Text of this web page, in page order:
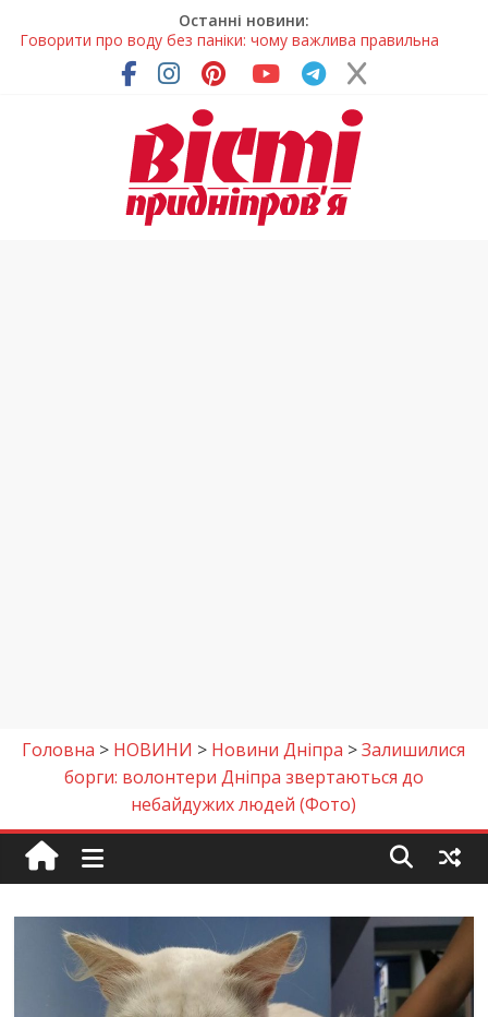
Останні новини:
Лікар – на екрані: Як працюють телемедичні центри на
Дніпропетровщині
У Дніпрі триває масштабна підготовка до опалювального
Пошуки тривають: на Дніпропетровщині досліджують місце
розташування легендарного монастиря (Фото)
Ветерани Дніпропетровщини отримують шанс на власне
Головна > НОВИНИ > Новини Дніпра >Залишилися
борги: волонтери Дніпра звертаються до
небайдужих людей (Фото)